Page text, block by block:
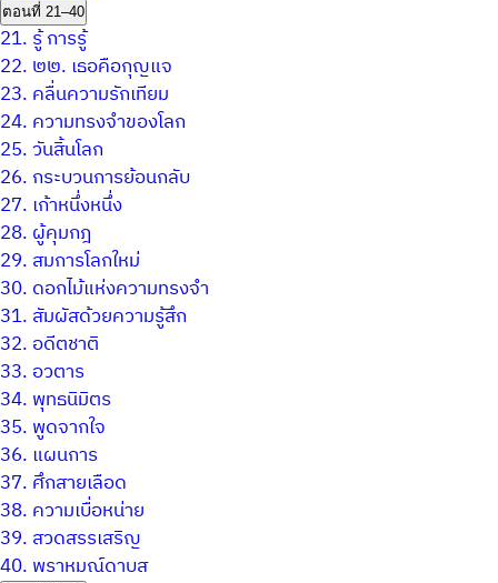
ตอนที่ 21–40
21. รู้ การรู้
22. ๒๒. เธอคือกุญแจ
23. คลื่นความรักเทียม
24. ความทรงจำของโลก
25.วันสิ้นโลก
26. กระบวนการย้อนกลับ
27. เก้าหนึ่งหนึ่ง
28. ผู้คุมกฎ
29. สมการโลกใหม่
30. ดอกไม้แห่งความทรงจำ
31. สัมผัสด้วยความรู้สึก
32. อดีตชาติ
33. อวตาร
34. พุทธนิมิตร
35. พูดจากใจ
36. แผนการ
37. ศึกสายเลือด
38. ความเบื่อหน่าย
39. สวดสรรเสริญ
40. พราหมณ์ดาบส